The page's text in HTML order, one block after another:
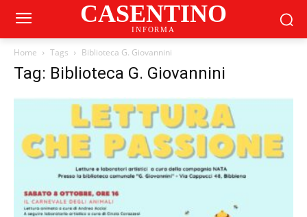
CASENTINO
INFORMA
Home Tags Biblioteca G. Giovannini
Tag: Biblioteca G. Giovannini